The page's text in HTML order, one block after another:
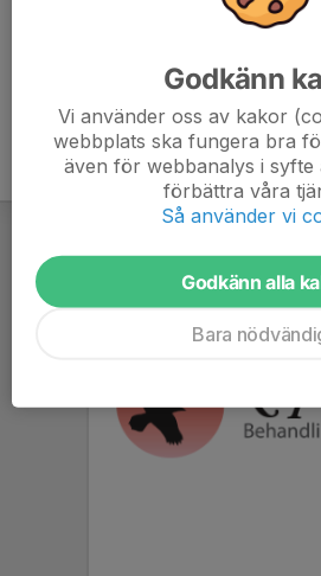
Godkänn
Vi använder oss av kakor
webbplats ska fungera bra
även för webbanalys i syfte
förbättra våra
Så använder vi
Godkänn alla
Bara